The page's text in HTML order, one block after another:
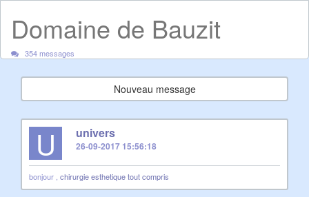
Domaine de Bauzit
354 messages
Nouveau message
U univers
26-09-2017 15:56:18
bonjour , chirurgie esthetique tout compris